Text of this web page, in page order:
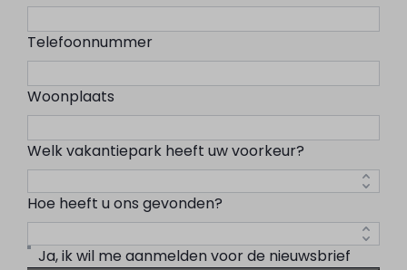
Telefoonnummer
Woonplaats
Welk vakantiepark heeft uw voorkeur?
Hoe heeft u ons gevonden?
Ja, ik wil me aanmelden voor de nieuwsbrief